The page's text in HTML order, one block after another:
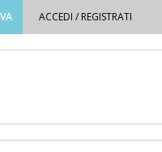
ACCEDI / REGISTRATI